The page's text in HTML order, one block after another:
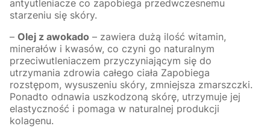
antyutleniacze co zapobiega przedwczesnemu
starzeniu się skóry.
– Olej z awokado – zawiera dużą ilość witamin,
minerałów i kwasów, co czyni go naturalnym
przeciwutleniaczem przyczyniającym się do
utrzymania zdrowia całego ciała Zapobiega
rozstępom, wysuszeniu skóry, zmniejsza zmarszczki.
Ponadto odnawia uszkodzoną skórę, utrzymuje jej
elastyczność i pomaga w naturalnej produkcji
kolagenu.